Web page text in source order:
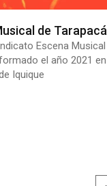
de Tarapacá
Escena Musical
el año 2021 en
Iquique